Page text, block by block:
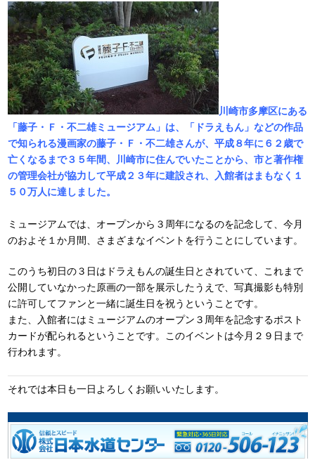
川崎市多摩区にある
「藤子・Ｆ・不二雄ミュージアム」は、「ドラえもん」などの作品
で知られる漫画家の藤子・Ｆ・不二雄さんが、平成８年に６２歳で
亡くなるまで３５年間、川崎市に住んでいたことから、市と著作権
の管理会社が協力して平成２３年に建設され、入館者はまもなく１
５０万人に達しました。
ミュージアムでは、オープンから３周年になるのを記念して、今月
のおよそ１か月間、さまざまなイベントを行うことにしています。
このうち初日の３日はドラえもんの誕生日とされていて、これまで
公開していなかった原画の一部を展示したうえで、写真撮影も特別
に許可してファンと一緒に誕生日を祝うということです。
また、入館者にはミュージアムのオープン３周年を記念するポスト
カードが配られるということです。このイベントは今月２９日まで
行われます。
それでは本日も一日よろしくお願いいたします。